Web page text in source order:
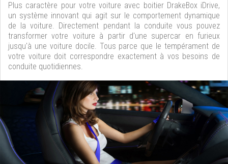
Plus caractère pour votre voiture avec boitier DrakeBox iDrive,
un système innovant qui agit sur le comportement dynamique
de la voiture. Directement pendant la conduite vous pouvez
transformer votre voiture à partir d'une supercar en furieux
jusqu'à une voiture docile. Tous parce que le tempérament de
votre voiture doit correspondre exactement à vos besoins de
conduite quotidiennes.